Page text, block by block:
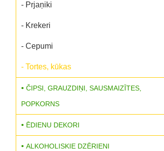
- Prjaņiki
- Krekeri
- Cepumi
- Tortes, kūkas
ČIPSI, GRAUZDIŅI, SAUSMAIZĪTES,
POPKORNS
ĒDIENU DEKORI
ALKOHOLISKIE DZĒRIENI